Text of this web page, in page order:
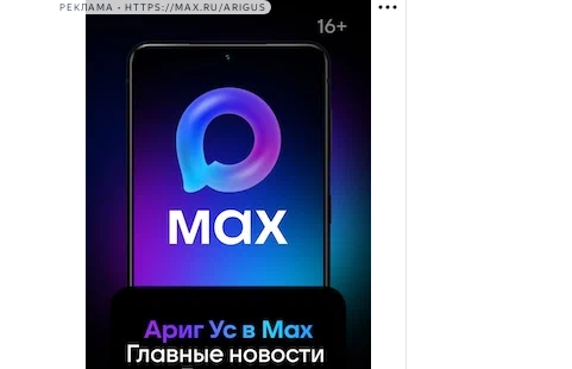
РЕКЛАМА • HTTPS://MAX.RU/ARIGUS